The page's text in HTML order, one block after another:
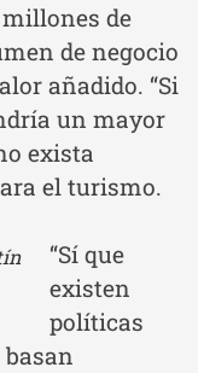
de
de negocio
añadido. “Si
un mayor
exista
el turismo.
“Sí que
existen
políticas